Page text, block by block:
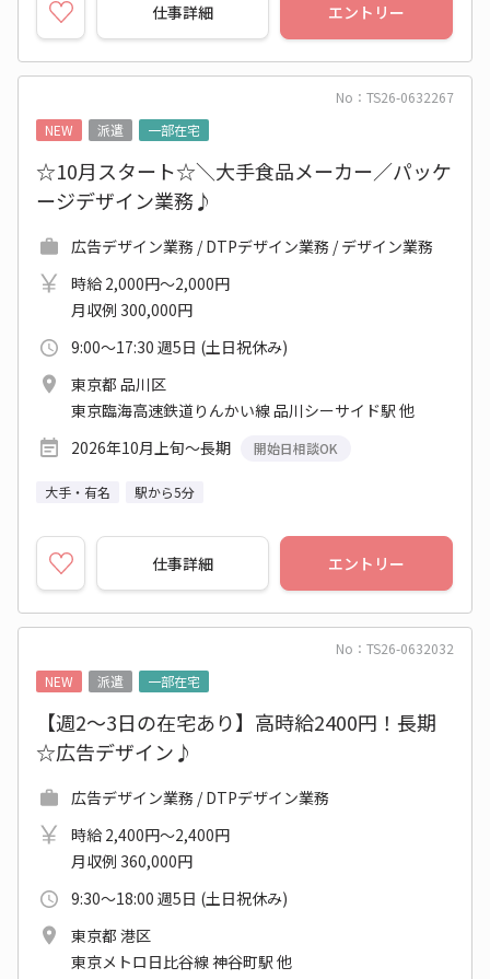
仕事詳細 エントリー
No：TS26-0632267
NEW
派遣 一部在宅
☆10月スタート☆＼大手食品メーカー／パッケ
ージデザイン業務♪
広告デザイン業務 / DTPデザイン業務 / デザイン業務
時給 2,000円～2,000円
月収例 300,000円
9:00～17:30 週5日 (土日祝休み)
東京都 品川区
東京臨海高速鉄道りんかい線 品川シーサイド駅 他
2026年10月上旬～長期
開始日相談OK
大手・有名 駅から5分
仕事詳細 エントリー
No：TS26-0632032
NEW
派遣 一部在宅
【週2～3日の在宅あり】高時給2400円！長期
☆広告デザイン♪
広告デザイン業務 / DTPデザイン業務
時給 2,400円～2,400円
月収例 360,000円
9:30～18:00 週5日 (土日祝休み)
東京都 港区
東京メトロ日比谷線 神谷町駅 他